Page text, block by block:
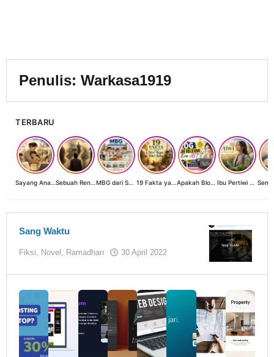
Penulis: Warkasa1919
TERBARU
Sayang Anak, Lindungi dan Bangun Masa Depan: Investasi Terbaik Seorang Perempuan untuk Dunia yang Lebih Baik Sebuah Renungan tentang Cahaya, Penantian, dan Harapan Kebangkitan Peradaban Nusantara MBG dari Sudut Pandang Ibu Rumah Tangga, Guru, dan Akademisi: Investasi Generasi Emas Indonesia 19 Fakta yang Jarang Diketahui tentang Hari Raya Idul Adha Apakah Blog Masih Relevan di Era AI? 19 Fakta & 19 Tips Blogger Bertahan Ibu Pertiwi Menyimpan Rahasia Cinta
Sang Waktu
Fiksi, Novel , Ramadhan 30 April 2022
Warkasa1919